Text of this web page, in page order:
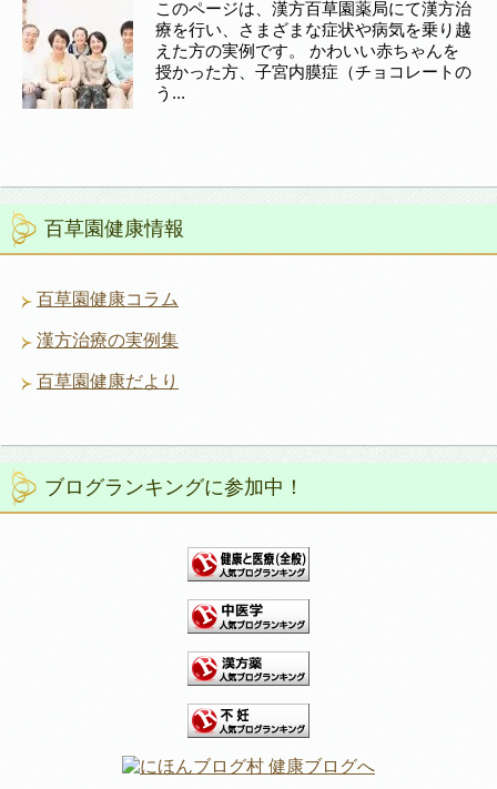
このページは、漢方百草園薬局にて漢方治
療を行い、さまざまな症状や病気を乗り越
えた方の実例です。 かわいい赤ちゃんを
授かった方、子宮内膜症（チョコレートの
う...
百草園健康情報
百草園健康コラム
漢方治療の実例集
百草園健康だより
ブログランキングに参加中！